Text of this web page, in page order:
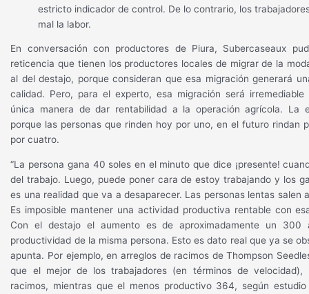
estricto indicador de control. De lo contrario, los
mal la labor.
En conversación con productores de Piura, Subercaseaux
reticencia que tienen los productores locales de migrar de la
al del destajo, porque consideran que esa migración generará
calidad. Pero, para el experto, esa migración será irremediable
única manera de dar rentabilidad a la operación agrícola. La
porque las personas que rinden hoy por uno, en el futuro rindan
por cuatro.
“La persona gana 40 soles en el minuto que dice ¡presente!
del trabajo. Luego, puede poner cara de estoy trabajando y los
es una realidad que va a desaparecer. Las personas lentas salen
Es imposible mantener una actividad productiva rentable con
Con el destajo el aumento es de aproximadamente un
productividad de la misma persona. Esto es dato real que ya se
apunta. Por ejemplo, en arreglos de racimos de Thompson
que el mejor de los trabajadores (en términos de velocidad),
racimos, mientras que el menos productivo 364, según